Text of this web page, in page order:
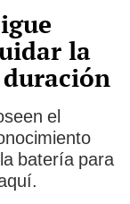
la
el
batería para